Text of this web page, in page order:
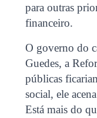
para outras
financeiro.
O governo do
Guedes, a
públicas
social, ele
Está mais do